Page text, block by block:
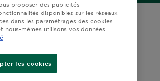
proposer des publicités
disponibles sur les réseaux
dans les paramétrages des cookies.
nous-mêmes utilisons vos données
les cookies